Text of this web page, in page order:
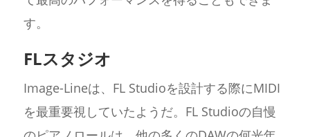
す。
FLスタジオ
Image-Lineは、FL Studioを設計する際にMIDI
を最重要視していたようだ。FL Studioの自慢